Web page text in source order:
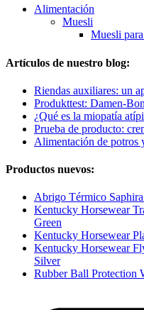
Alimentación
Muesli
Muesli
Artículos de nuestro blog:
Riendas auxiliares: un
Produkttest: Damen-
¿Qué es la miopatía
Prueba de producto:
Alimentación de potros
Productos nuevos:
Abrigo Térmico
Kentucky Horsewear
Green
Kentucky Horsewear
Kentucky Horsewear
Silver
Rubber Ball Protection